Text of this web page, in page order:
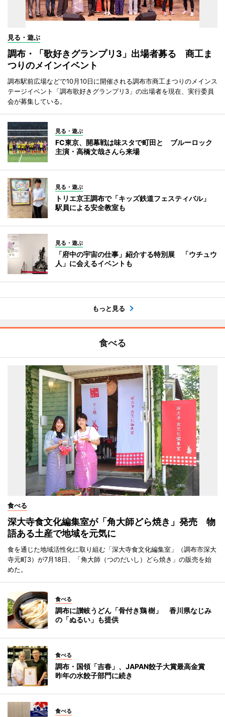
見る・遊ぶ
調布・「歌好きグランプリ3」出場者募る 商工ま
つりのメインイベント
調布駅前広場などで10月10日に開催される調布市商工まつりのメインス
テージイベント「調布歌好きグランプリ3」の出場者を現在、実行委員
会が募集している。
見る・遊ぶ
FC東京、開幕戦は味スタで町田と ブルーロック
主演・高橋文哉さんら来場
見る・遊ぶ
トリエ京王調布で「キッズ鉄道フェスティバル」
駅員による安全教室も
見る・遊ぶ
「府中の宇宙の仕事」紹介する特別展 「ウチュウ
人」に会えるイベントも
もっと見る
食べる
食べる
深大寺食文化編集室が「角大師どら焼き」発売 物
語ある土産で地域を元気に
食を通じた地域活性化に取り組む「深大寺食文化編集室」（調布市深大
寺元町3）が7月18日、「角大師（つのだいし）どら焼き」の販売を始
めた。
食べる
調布に讃岐うどん「骨付き鶏 樹」 香川県なじみ
の「ぬるい」も提供
食べる
調布・国領「吉春」、JAPAN餃子大賞最高金賞
昨年の水餃子部門に続き
食べる